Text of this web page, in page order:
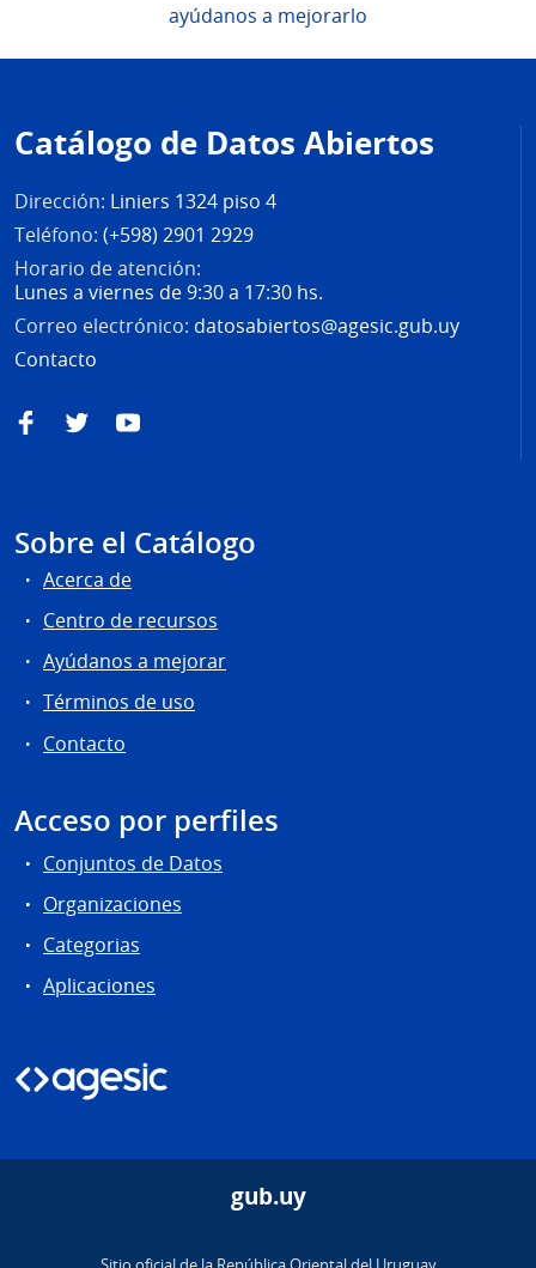
ayúdanos a mejorarlo
de
página
Catálogo de Datos Abiertos
Dirección: Liniers 1324 piso 4
Teléfono: (+598) 2901 2929
Horario de atención:
Lunes a viernes de 9:30 a 17:30 hs.
Correo electrónico: datosabiertos@agesic.gub.uy
Contacto
FacebookTwitterYouTube
Sobre el Catálogo
Acerca de
Centro de recursos
Ayúdanos a mejorar
Términos de uso
Contacto
Acceso por perfiles
Conjuntos de Datos
Organizaciones
Categorias
Aplicaciones
gub.uy